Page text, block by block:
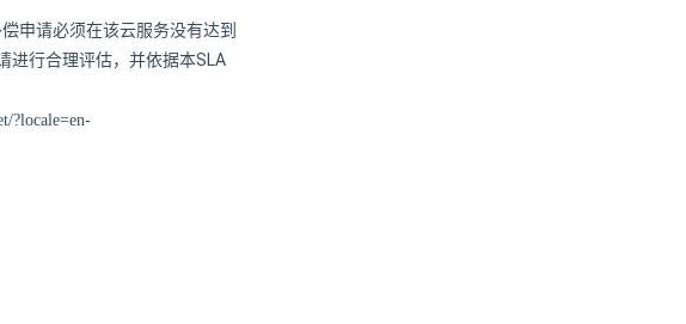
申请必须在该云服务没有达到
进行合理评估，并依据本SLA
?locale=en-